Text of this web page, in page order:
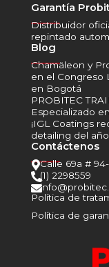
Garantía
______
Distribuidor
repintado
Blog
______
Chamäleon y
en el Congreso
en Bogotá
PROBITEC
Especializado
¡IGL Coatings
detailing del
Contáctenos
______
Calle 69a #
(1) 2298559

Política de
Política de